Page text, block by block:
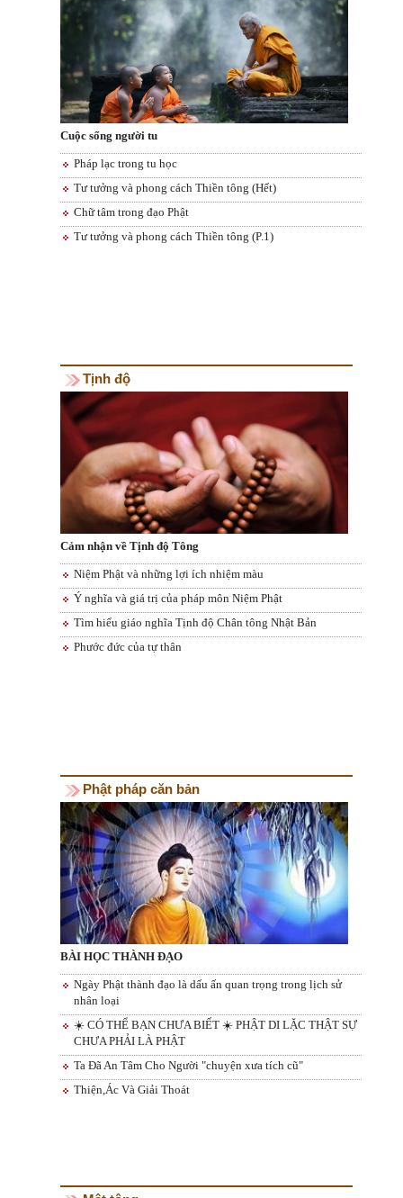
Cuộc sống người tu
Pháp lạc trong tu học
Tư tưởng và phong cách Thiền tông (Hết)
Chữ tâm trong đạo Phật
Tư tưởng và phong cách Thiền tông (P.1)
Tịnh độ
Cảm nhận về Tịnh độ Tông
Niệm Phật và những lợi ích nhiệm màu
Ý nghĩa và giá trị của pháp môn Niệm Phật
Tìm hiểu giáo nghĩa Tịnh độ Chân tông Nhật Bản
Phước đức của tự thân
Phật pháp căn bản
BÀI HỌC THÀNH ĐẠO
Ngày Phật thành đạo là dấu ấn quan trọng trong lịch sử
nhân loại
☀️ CÓ THỂ BẠN CHƯA BIẾT ☀️ PHẬT DI LẶC THẬT SỰ
CHƯA PHẢI LÀ PHẬT
Ta Đã An Tâm Cho Người "chuyện xưa tích cũ"
Thiện,Ác Và Giải Thoát